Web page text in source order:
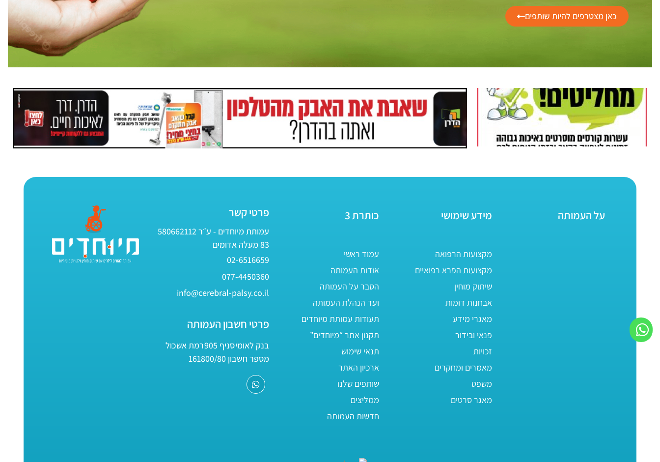
כאן מצטרפים להיות שותפים
על העמותה מידע שימושי
מקצועות הרפואה
מקצועות הפרא רפואיים
שיתוק מוחין
אבחנות דומות
מאגרי מידע
פנאי ובידור
זכויות
מאמרים ומחקרים
משפט
מאגר סרטים
כותרת 3
עמוד ראשי
אודות העמותה
הסבר על העמותה
ועד הנהלת העמותה
תעודות עמותת מיוחדים
תקנון אתר “מיוחדים”
תנאי שימוש
ארכיון האתר
שותפים שלנו
ממליצים
חדשות העמותה
פרטי קשר
עמותת מיוחדים - ע״ר 580662112
83 מעלה אדומים
02-6516659
077-4450360
info@cerebral-palsy.co.il
פרטי חשבון העמותה
בנק לאומיסניף 905
רמת אשכול
מספר חשבון 161800/80